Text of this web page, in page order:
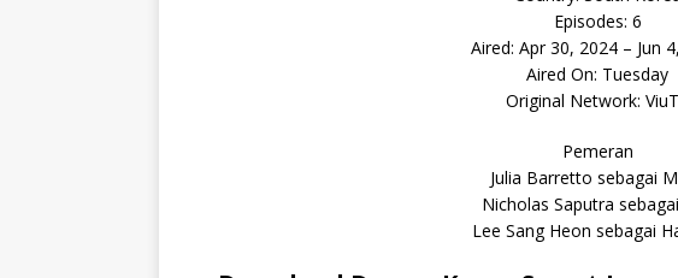
Episodes: 6
Aired: Apr 30, 2024 – Jun
Aired On: Tuesday
Original Network:
Pemeran
Julia Barretto sebagai
Nicholas Saputra
Lee Sang Heon sebagai